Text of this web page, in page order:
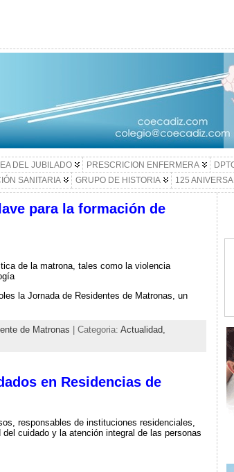
DEL JUBILADO PRESCRICION ENFERMERA
SANITARIA GRUPO DE HISTORIA 125
para la formación de
de la matrona, tales como la violencia
la Jornada de Residentes de Matronas, un
de Matronas | Categoria: Actualidad,
en Residencias de
responsables de instituciones residenciales,
cuidado y la atención integral de las personas